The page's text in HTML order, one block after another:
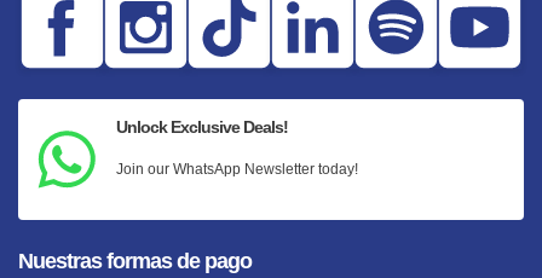
Unlock Exclusive Deals!
Join our WhatsApp Newsletter today!
Nuestras formas de pago